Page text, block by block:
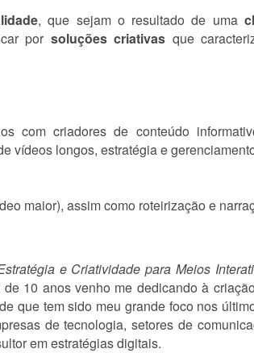
, que sejam o resultado de uma
por soluções criativas que
com criadores de conteúdo
vídeos longos, estratégia e
maior), assim como roteirização e
e Criatividade para Meios
10 anos venho me dedicando à
que tem sido meu grande foco nos
de tecnologia, setores de
em estratégias digitais.